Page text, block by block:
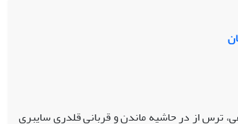
ترس از در حاشیه ماندن و قربانی قلدری سایبری